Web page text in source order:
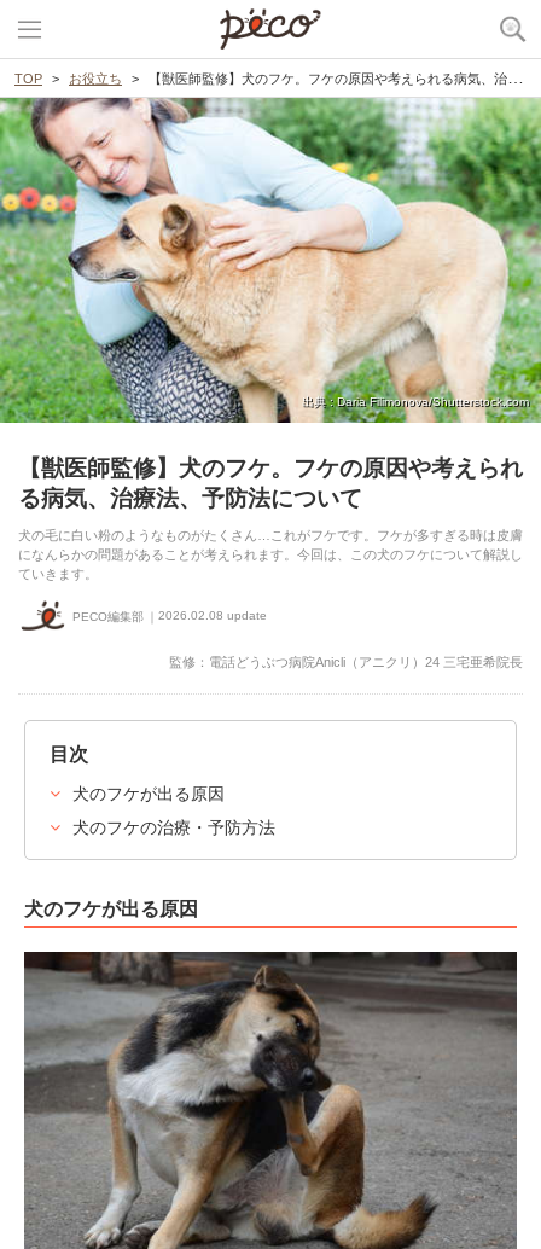
TOP お役立ち 【獣医師監修】犬のフケ。フケの原因や考えられる病気、治療法、予防法について
出典 : Daria Filimonova/Shutterstock.com
【獣医師監修】犬のフケ。フケの原因や考えられ
る病気、治療法、予防法について
犬の毛に白い粉のようなものがたくさん…これがフケです。フケが多すぎる時は皮膚
になんらかの問題があることが考えられます。今回は、この犬のフケについて解説し
ていきます。
PECO編集部 2026.02.08 update
監修：電話どうぶつ病院Anicli（アニクリ）24 三宅亜希院長
目次
犬のフケが出る原因
犬のフケの治療・予防方法
犬のフケが出る原因